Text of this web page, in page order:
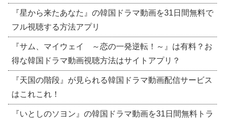
『星から来たあなた』の韓国ドラマ動画を31日間無料で
フル視聴する方法アプリ
『サム、マイウェイ ～恋の一発逆転！～』は有料？お
得な韓国ドラマ動画視聴方法はサイトアプリ？
『天国の階段』が見られる韓国ドラマ動画配信サービス
はこれこれ！
『いとしのソヨン』の韓国ドラマ動画を31日間無料トラ